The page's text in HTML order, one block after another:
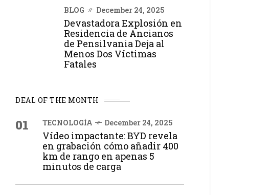
BLOG December 24, 2025
Devastadora Explosión en
Residencia de Ancianos
de Pensilvania Deja al
Menos Dos Víctimas
Fatales
DEAL OF THE MONTH
01 TECNOLOGÍA December 24, 2025
Vídeo impactante: BYD revela
en grabación cómo añadir 400
km de rango en apenas 5
minutos de carga